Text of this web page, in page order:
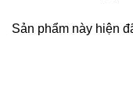
Sản phẩm này hiện